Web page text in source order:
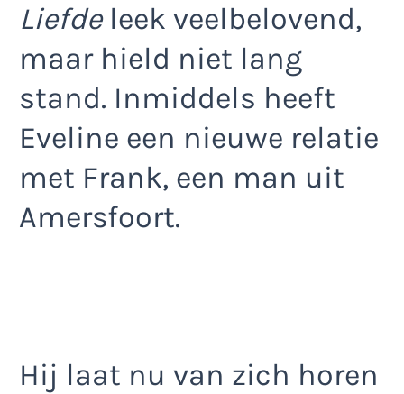
Liefdeleek veelbelovend,
maar hield niet lang
stand. Inmiddels heeft
Eveline een nieuwe relatie
met Frank, een man uit
Amersfoort.
Hij laat nu van zich horen